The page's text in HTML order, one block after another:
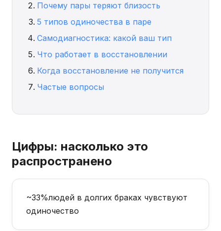
Почему пары теряют близость
5 типов одиночества в паре
Самодиагностика: какой ваш тип
Что работает в восстановлении
Когда восстановление не получится
Частые вопросы
Цифры: насколько это
распространено
~33%людей в долгих браках чувствуют
одиночество